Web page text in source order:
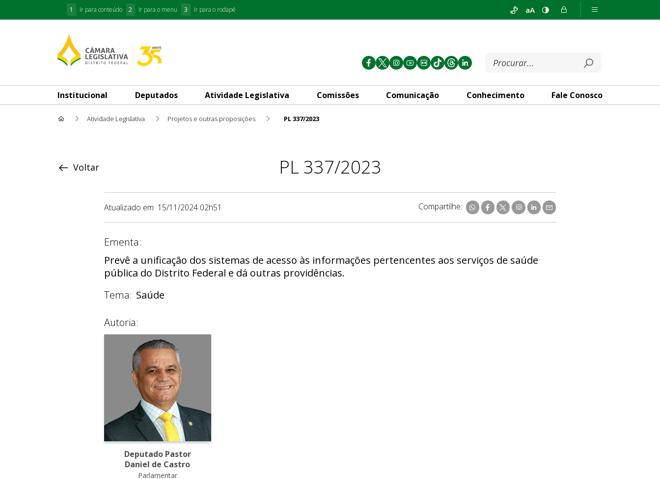
1 Ir para conteúdo 2 Ir para o menu 3 Ir para o rodapé aA
Institucional Deputados Atividade Legislativa Comissões Comunicação Conhecimento Fale Conosco
Atividade Legislativa Projetos e outras proposições PL 337/2023
PL 337/2023
Voltar
Atualizado em 15/11/2024 02h51 Compartilhe:
Ementa:
Prevê a unificação dos sistemas de acesso às informações pertencentes aos serviços de saúde
pública do Distrito Federal e dá outras providências.
Tema: Saúde
Autoria:
Deputado Pastor
Daniel de Castro
Parlamentar